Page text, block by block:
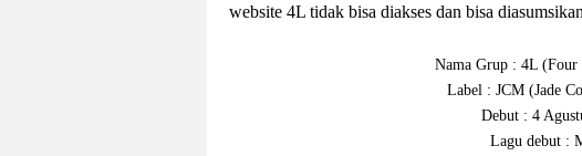
website 4L tidak bisa diakses dan bisa
Nama Grup : 4L (Four
Label : JCM(Jade
Debut : 4
Lagu debut :